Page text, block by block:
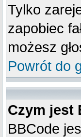
Tylko
zapobiec
możesz
Powrót do
Czym jest
BBCode